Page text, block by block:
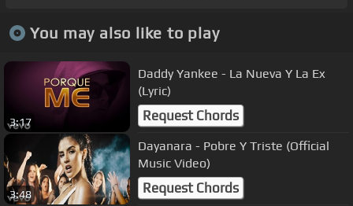
You may also like to play
3:17
Daddy Yankee - La Nueva Y La Ex
(Lyric)
Request Chords
3:48
Dayanara - Pobre Y Triste (Official
Music Video)
Request Chords